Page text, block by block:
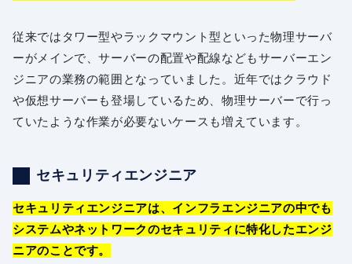
従来ではタワー型やラックマウント型といった物理サーバ
ーがメインで、サーバーの配置や配線などもサーバーエン
ジニアの業務の範囲となっていました。近年ではクラウド
や仮想サーバーも登場しているため、物理サーバーで行っ
ていたような作業が必要ないケースも増えています。
セキュリティエンジニア
セキュリティエンジニアは、インフラエンジニアの中でも
システムやネットワークのセキュリティに特化したエンジ
ニアのことです。